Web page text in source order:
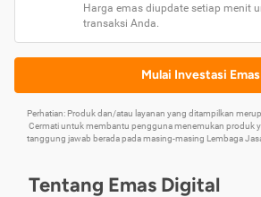
Harga emas diupdate setiap menit
transaksi Anda.
Mulai Investasi Emas
Perhatian: Produk dan/atau layanan yang ditampilkan
Cermati untuk membantu pengguna menemukan produk
tanggung jawab berada pada masing-masing Lembaga
Tentang Emas Digital